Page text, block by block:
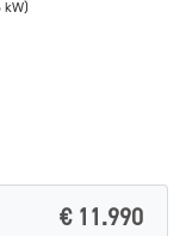
kW)
€ 11.990